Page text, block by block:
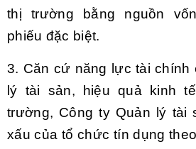
thị trường bằng nguồn
phiếu đặc biệt.
3. Căn cứ năng lực tài chính
lý tài sản, hiệu quả kinh
trường, Công ty Quản lý tài
xấu của tổ chức tín dụng